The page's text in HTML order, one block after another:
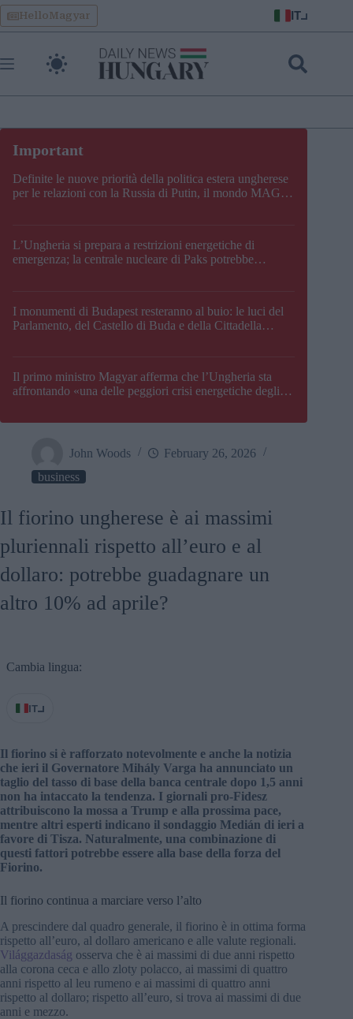
Skip
to
content
HelloMagyar IT
Definite le nuove priorità della politica estera ungherese
per le relazioni con la Russia di Putin, il mondo MAGA,
L’Ungheria si prepara a restrizioni energetiche di
emergenza; la centrale nucleare di Paks potrebbe
I monumenti di Budapest resteranno al buio: le luci del
Parlamento, del Castello di Buda e della Cittadella
Il primo ministro Magyar afferma che l’Ungheria sta
affrontando «una delle peggiori crisi energetiche degli
John Woods
February 26, 2026
business
Il fiorino ungherese è ai massimi
pluriennali rispetto all’euro e al
dollaro: potrebbe guadagnare un
altro 10% ad aprile?
Cambia lingua:
IT
Il fiorino si è rafforzato notevolmente e anche la notizia
che ieri il Governatore Mihály Varga ha annunciato un
taglio del tasso di base della banca centrale dopo 1,5 anni
non ha intaccato la tendenza. I giornali pro-Fidesz
attribuiscono la mossa a Trump e alla prossima pace,
mentre altri esperti indicano il sondaggio Medián di ieri a
favore di Tisza. Naturalmente, una combinazione di
questi fattori potrebbe essere alla base della forza del
Fiorino.
Il fiorino continua a marciare verso l’alto
A prescindere dal quadro generale, il fiorino è in ottima forma
rispetto all’euro, al dollaro americano e alle valute regionali.
Világgazdaság osserva che è ai massimi di due anni rispetto
alla corona ceca e allo zloty polacco, ai massimi di quattro
anni rispetto al leu rumeno e ai massimi di quattro anni
rispetto al dollaro; rispetto all’euro, si trova ai massimi di due
anni e mezzo.